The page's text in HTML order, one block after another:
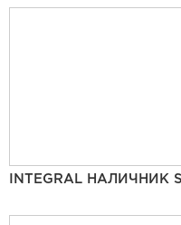
INTEGRAL НАЛИЧНИК